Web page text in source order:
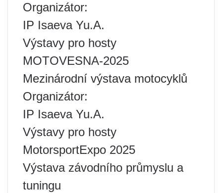
Organizátor:
IP Isaeva Yu.A.
Výstavy pro hosty
MOTOVESNA-2025
Mezinárodní výstava motocyklů
Organizátor:
IP Isaeva Yu.A.
Výstavy pro hosty
MotorsportExpo 2025
Výstava závodního průmyslu a
tuningu